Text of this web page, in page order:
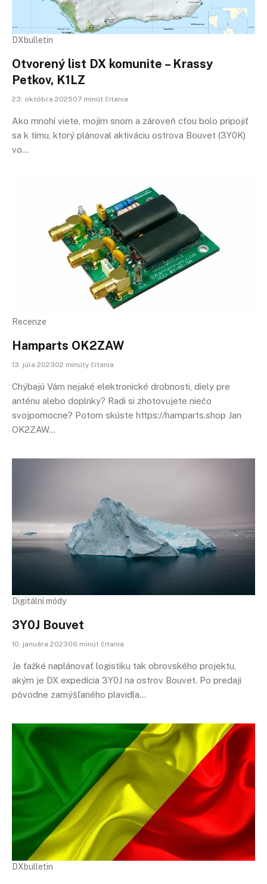
DXbulletin
Otvorený list DX komunite – Krassy
Petkov, K1LZ
23. októbra 202507 minút čítania
Ako mnohí viete, mojím snom a zároveň cťou bolo pripojiť
sa k tímu, ktorý plánoval aktiváciu ostrova Bouvet (3Y0K)
vo…
Recenze
Hamparts OK2ZAW
13. júla 202302 minúty čítania
Chýbajú Vám nejaké elektronické drobnosti, diely pre
anténu alebo doplnky? Radi si zhotovujete niečo
svojpomocne? Potom skúste https://hamparts.shop Jan
OK2ZAW…
Digitální módy
3Y0J Bouvet
10. januára 202306 minút čítania
Je ťažké naplánovať logistiku tak obrovského projektu,
akým je DX expedícia 3Y0J na ostrov Bouvet. Po predaji
pôvodne zamýšľaného plavidla…
DXbulletin